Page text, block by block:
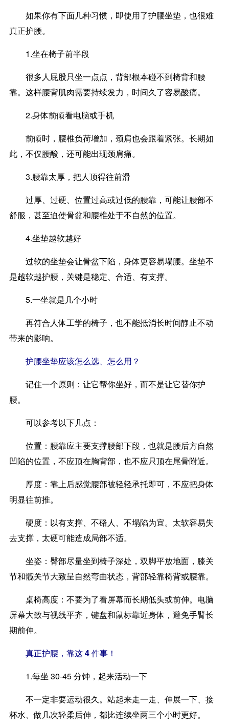
如果你有下面几种习惯，即使用了护腰坐垫，也很难
真正护腰。
1.坐在椅子前半段
很多人屁股只坐一点点，背部根本碰不到椅背和腰
靠。这样腰背肌肉需要持续发力，时间久了容易酸痛。
2.身体前倾看电脑或手机
前倾时，腰椎负荷增加，颈肩也会跟着紧张。长期如
此，不仅腰酸，还可能出现颈肩痛。
3.腰靠太厚，把人顶得往前滑
过厚、过硬、位置过高或过低的腰靠，可能让腰部不
舒服，甚至迫使骨盆和腰椎处于不自然的位置。
4.坐垫越软越好
过软的坐垫会让骨盆下陷，身体更容易塌腰。坐垫不
是越软越护腰，关键是稳定、合适、有支撑。
5.一坐就是几个小时
再符合人体工学的椅子，也不能抵消长时间静止不动
带来的影响。
护腰坐垫应该怎么选、怎么用？
记住一个原则：让它帮你坐好，而不是让它替你护
腰。
可以参考以下几点：
位置：腰靠应主要支撑腰部下段，也就是腰后方自然
凹陷的位置，不应顶在胸背部，也不应只顶在尾骨附近。
厚度：靠上后感觉腰部被轻轻承托即可，不应把身体
明显往前推。
硬度：以有支撑、不硌人、不塌陷为宜。太软容易失
去支撑，太硬可能造成局部不适。
坐姿：臀部尽量坐到椅子深处，双脚平放地面，膝关
节和髋关节大致呈自然弯曲状态，背部轻靠椅背或腰靠。
桌椅高度：不要为了看屏幕而长期低头或前伸。电脑
屏幕大致与视线平齐，键盘和鼠标靠近身体，避免手臂长
期前伸。
真正护腰，靠这 4 件事！
1.每坐 30-45 分钟，起来活动一下
不一定非要运动很久。站起来走一走、伸展一下、接
杯水、做几次轻柔后伸，都比连续坐两三个小时更好。